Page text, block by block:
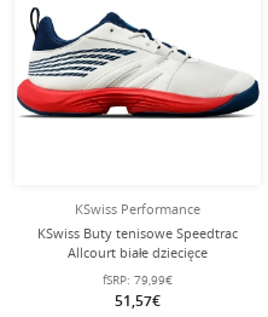
KSwiss Performance
KSwiss Buty tenisowe Speedtrac
Allcourt białe dziecięce
fSRP: 79,99€
51,57€